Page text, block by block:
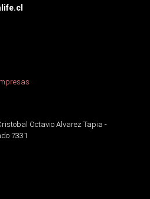
Octavio Alvarez Tapia -
7331